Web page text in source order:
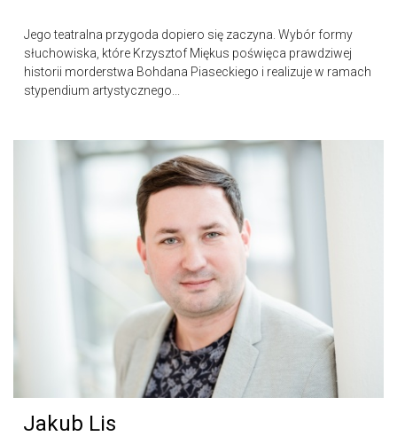
Jego teatralna przygoda dopiero się zaczyna. Wybór formy
słuchowiska, które Krzysztof Miękus poświęca prawdziwej
historii morderstwa Bohdana Piaseckiego i realizuje w ramach
stypendium artystycznego...
Jakub Lis